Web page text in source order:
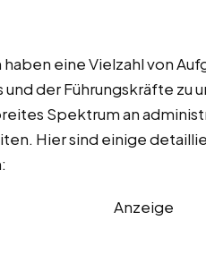
eine Vielzahl von
der Führungskräfte zu
Spektrum an
Hier sind einige
Anzeige